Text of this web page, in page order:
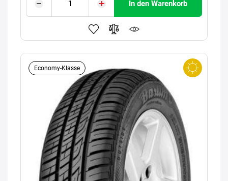
In den Warenkorb
Economy-Klasse